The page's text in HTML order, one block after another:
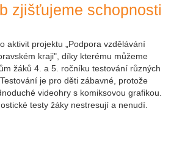
zjišťujeme schopnosti
aktivit projektu „Podpora vzdělávání
kraji", díky kterému můžeme
žáků 4. a 5. ročníku testování různých
je pro děti zábavné, protože
videohry s komiksovou grafikou.
testy žáky nestresují a nenudí.